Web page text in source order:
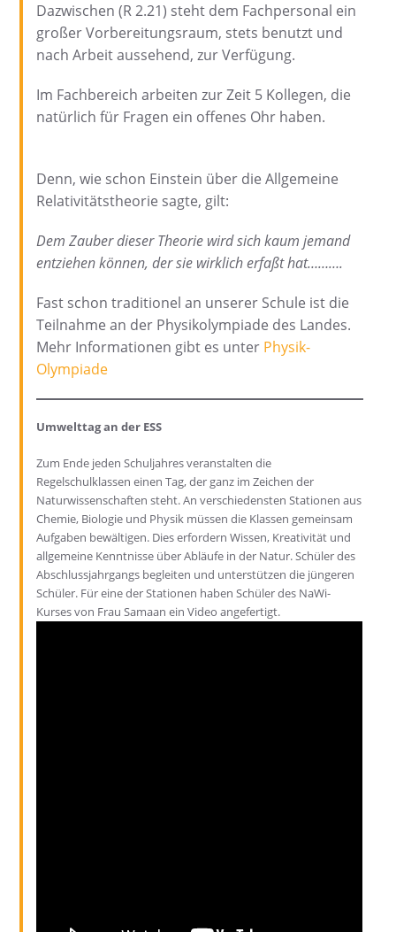
Dazwischen (R 2.21) steht dem Fachpersonal ein
großer Vorbereitungsraum, stets benutzt und
nach Arbeit aussehend, zur Verfügung.
Im Fachbereich arbeiten zur Zeit 5 Kollegen, die
natürlich für Fragen ein offenes Ohr haben.
Denn, wie schon Einstein über die Allgemeine
Relativitätstheorie sagte, gilt:
Dem Zauber dieser Theorie wird sich kaum jemand
entziehen können, der sie wirklich erfaßt hat……….
Fast schon traditionel an unserer Schule ist die
Teilnahme an der Physikolympiade des Landes.
Mehr Informationen gibt es unter Physik-
Olympiade
Umwelttag an der ESS
Zum Ende jeden Schuljahres veranstalten die
Regelschulklassen einen Tag, der ganz im Zeichen der
Naturwissenschaften steht. An verschiedensten Stationen aus
Chemie, Biologie und Physik müssen die Klassen gemeinsam
Aufgaben bewältigen. Dies erfordern Wissen, Kreativität und
allgemeine Kenntnisse über Abläufe in der Natur. Schüler des
Abschlussjahrgangs begleiten und unterstützen die jüngeren
Schüler. Für eine der Stationen haben Schüler des NaWi-
Kurses von Frau Samaan ein Video angefertigt.